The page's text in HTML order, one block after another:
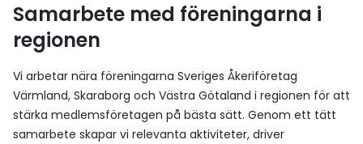
Samarbete med föreningarna i
regionen
Vi arbetar nära föreningarna Sveriges Åkeriföretag
Värmland, Skaraborg och Västra Götaland i regionen för att
stärka medlemsföretagen på bästa sätt. Genom ett tätt
samarbete skapar vi relevanta aktiviteter, driver